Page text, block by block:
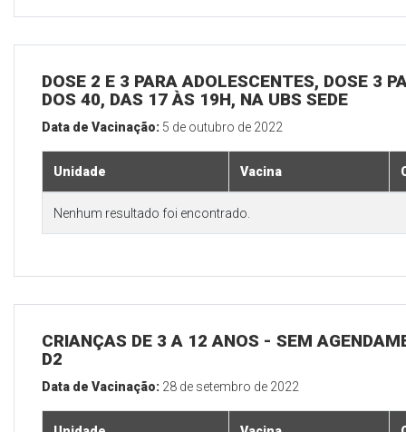
DOSE 2 E 3 PARA ADOLESCENTES, DOSE 3
DOS 40, DAS 17 ÀS 19H, NA UBS SEDE
Data de Vacinação: 5 de outubro de 2022
Unidade Vacina
Nenhum resultado foi encontrado.
CRIANÇAS DE 3 A 12 ANOS - SEM
D2
Data de Vacinação: 28 de setembro de 2022